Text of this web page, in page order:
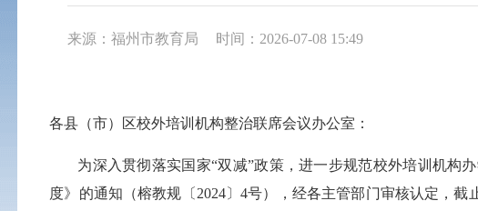
来源：福州市教育局 时间：2026-07-08 15:49
各县（市）区校外培训机构整治联席会议办公室：
为深入贯彻落实国家“双减”政策，进一步规范校外培训机构
度》的通知（榕教规〔2024〕4号），经各主管部门审核认定，